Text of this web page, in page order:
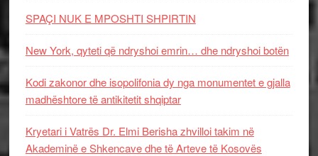
SPAÇI NUK E MPOSHTI SHPIRTIN
New York, qyteti që ndryshoi emrin… dhe ndryshoi botën
Kodi zakonor dhe isopolifonia dy nga monumentet e gjalla
madhështore të antikitetit shqiptar
Kryetari i Vatrës Dr. Elmi Berisha zhvilloi takim në
Akademinë e Shkencave dhe të Arteve të Kosovës